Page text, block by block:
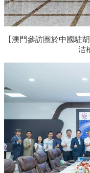
【澳門參訪團於中國駐
洁